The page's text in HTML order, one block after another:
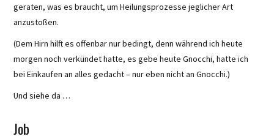
geraten, was es braucht, um Heilungsprozesse jeglicher Art
anzustoßen.
(Dem Hirn hilft es offenbar nur bedingt, denn während ich heute
morgen noch verkündet hatte, es gebe heute Gnocchi, hatte ich
bei Einkaufen an alles gedacht – nur eben nicht an Gnocchi.)
Und siehe da …
Job